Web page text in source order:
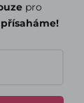
pro
přísaháme!